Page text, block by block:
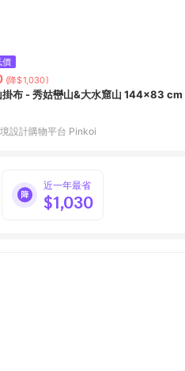
價
(降$1,030)
掛布 - 秀姑巒山&大水窟山 144x83
設計購物平台 Pinkoi
近一年最省
$1,030